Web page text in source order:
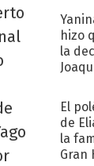
hizo
la
El
de
la
Gran